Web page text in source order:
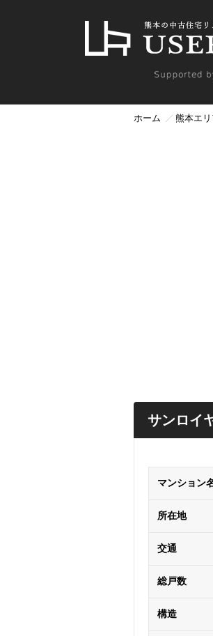
ホーム 熊本エ
サンロイ
マンション
所在地
交通
総戸数
構造